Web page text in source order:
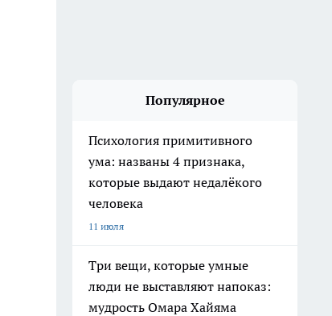
Популярное
Психология примитивного
ума: названы 4 признака,
которые выдают недалёкого
человека
11 июля
Три вещи, которые умные
люди не выставляют напоказ:
мудрость Омара Хайяма